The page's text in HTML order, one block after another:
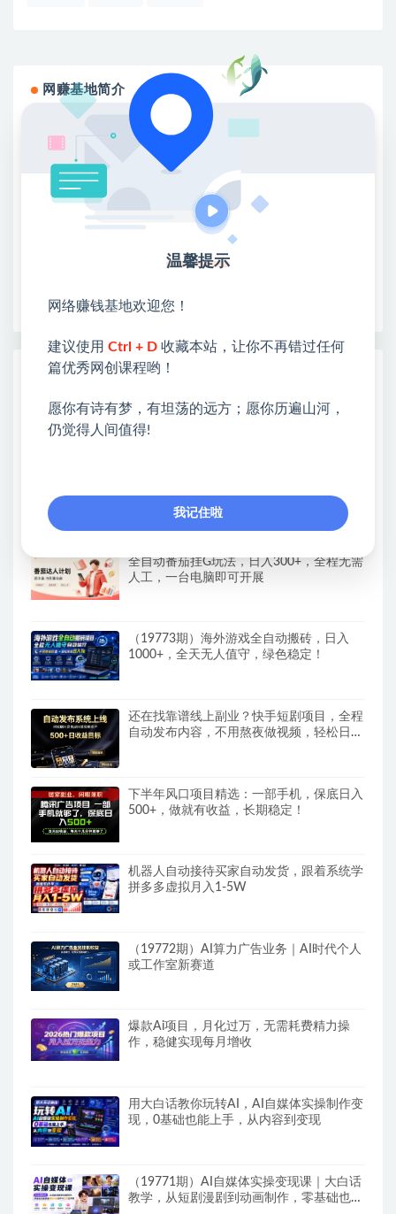
网赚基地简介
站长微信：无
❤本站：本站整合多方资源站，主要面向互联网创业
类&副业类，资源丰富 物超所值。
❤能助您：找项目 + 低成本创业 + 减少信息差 + 见识
各种项目 + 提升网创认知。
❤本站为众多团队提供了重要价值，也为众多创业者
开启网络之门，广受好评！
❤如果您也依存于互联网，欢迎加入本站会员，将尽
早为您提供丰盛价值。祝您前程似锦！
热门课程展示
CodeX从0到1实战课，吃透CodeX全功能，
零基础AI开发实战，从部署到高阶项目一键
落地
选剧选题+文案模板+AI指令+剪辑配音+封
面全流程变现，解锁精选独家收益
全自动番茄挂G玩法，日入300+，全程无需
人工，一台电脑即可开展
（19773期）海外游戏全自动搬砖，日入
1000+，全天无人值守，绿色稳定！
还在找靠谱线上副业？快手短剧项目，全程
自动发布内容，不用熬夜做视频，轻松日入
下半年风口项目精选：一部手机，保底日入
500+，做就有收益，长期稳定！
机器人自动接待买家自动发货，跟着系统学
拼多多虚拟月入1-5W
（19772期）AI算力广告业务｜AI时代个人
或工作室新赛道
爆款Ai项目，月化过万，无需耗费精力操
作，稳健实现每月增收
用大白话教你玩转AI，AI自媒体实操制作变
现，0基础也能上手，从内容到变现
（19771期）AI自媒体实操变现课｜大白话
教学，从短剧漫剧到动画制作，零基础也能
温馨提示
网络赚钱基地欢迎您！
建议使用 Ctrl + D 收藏本站，让你不再错过任何
篇优秀网创课程哟！
愿你有诗有梦，有坦荡的远方；愿你历遍山河，
仍觉得人间值得!
我记住啦